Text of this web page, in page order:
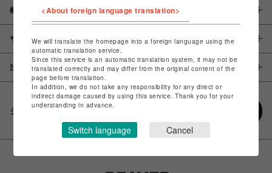
概要
サイズ
注意事項
シェアする
<About foreign language translation>
We will translate the homepage into a foreign language using the
automatic translation service.
Since this service is an automatic translation system, it may not be
translated correctly and may differ from the original content of the
page before translation.
In addition, we do not take any responsibility for any direct or
indirect damage caused by using this service. Thank you for your
understanding in advance.
Switch language Cancel